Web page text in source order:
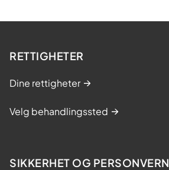
e
n
RETTIGHETER
Dine rettigheter
Velg behandlingssted
SIKKERHET OG PERSONVERN